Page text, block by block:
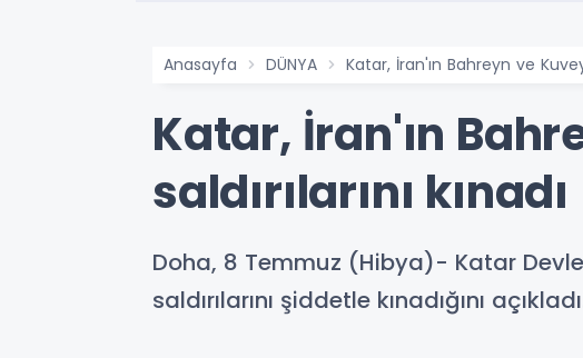
Anasayfa DÜNYA Katar, İran'ın Bahreyn ve
Katar, İran'ın
saldırılarını kınadı
Doha, 8 Temmuz (Hibya)- Katar
saldırılarını şiddetle kınadığını